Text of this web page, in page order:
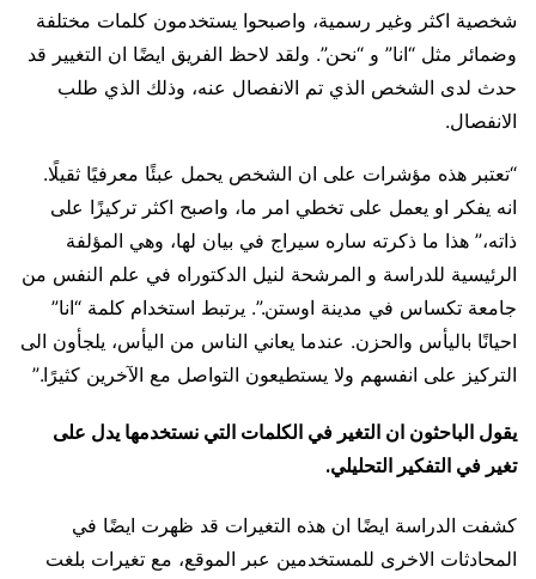
شخصية اكثر وغير رسمية، واصبحوا يستخدمون كلمات مختلفة
وضمائر مثل “انا” و “نحن”. ولقد لاحظ الفريق ايضًا ان التغيير قد
حدث لدى الشخص الذي تم الانفصال عنه، وذلك الذي طلب
الانفصال.
“تعتبر هذه مؤشرات على ان الشخص يحمل عبئًا معرفيًا ثقيلًا.
انه يفكر او يعمل على تخطي امر ما، واصبح اكثر تركيزًا على
ذاته،” هذا ما ذكرته ساره سيراج في بيان لها، وهي المؤلفة
الرئيسية للدراسة و المرشحة لنيل الدكتوراه في علم النفس من
جامعة تكساس في مدينة اوستن.”. يرتبط استخدام كلمة “انا”
احيانًا باليأس والحزن. عندما يعاني الناس من اليأس، يلجأون الى
التركيز على انفسهم ولا يستطيعون التواصل مع الآخرين كثيرًا.”
يقول الباحثون ان التغير في الكلمات التي نستخدمها يدل على
تغير في التفكير التحليلي.
كشفت الدراسة ايضًا ان هذه التغيرات قد ظهرت ايضًا في
المحادثات الاخرى للمستخدمين عبر الموقع، مع تغيرات بلغت